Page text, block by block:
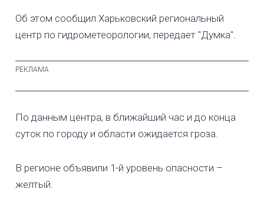
Об этом сообщил Харьковский региональный
центр по гидрометеорологии, передает "Думка".
По данным центра, в ближайший час и до конца
суток по городу и области ожидается гроза.
В регионе объявили 1-й уровень опасности –
желтый.